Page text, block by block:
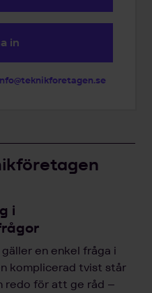
in
i
en enkel fråga i
komplicerad tvist står
redo för att ge råd –